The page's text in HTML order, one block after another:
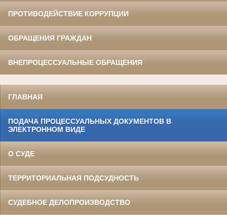
ПРОТИВОДЕЙСТВИЕ КОРРУПЦИИ
ОБРАЩЕНИЯ ГРАЖДАН
ВНЕПРОЦЕССУАЛЬНЫЕ ОБРАЩЕНИЯ
ГЛАВНАЯ
ПОДАЧА ПРОЦЕССУАЛЬНЫХ ДОКУМЕНТОВ В
ЭЛЕКТРОННОМ ВИДЕ
О СУДЕ
ТЕРРИТОРИАЛЬНАЯ ПОДСУДНОСТЬ
СУДЕБНОЕ ДЕЛОПРОИЗВОДСТВО